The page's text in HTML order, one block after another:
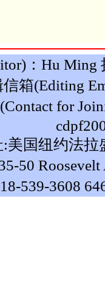
：Hu Ming
箱(Editing
for
美国纽约法拉
50
539-3608